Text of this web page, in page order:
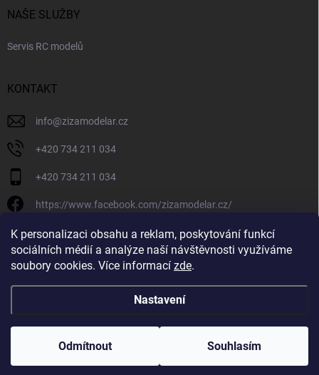
K personalizaci obsahu a reklam, poskytování funkcí
sociálních médií a analýze naší návštěvnosti využíváme
soubory cookies. Více informací zde.
Nastavení
Odmítnout Souhlasím
NAŠE SLUŽBY
Servis RC modelů
KONTAKT
info@zizamodelar.cz
+420 734 211 034
+420 734 211 034
https://www.facebook.com/zizamodelar.cz/
/zizamodelar.cz/
+420 734 211 034
Vytvořil Shoptet
Copyright 2026Žiža Modelář. Všechna práva vyhrazena.Upravit nastavení